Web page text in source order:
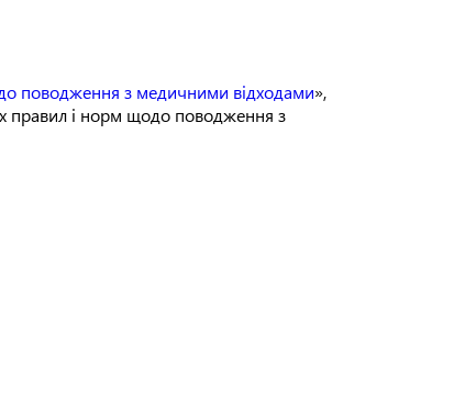
поводження з медичними відходами»,
правил і норм щодо поводження з